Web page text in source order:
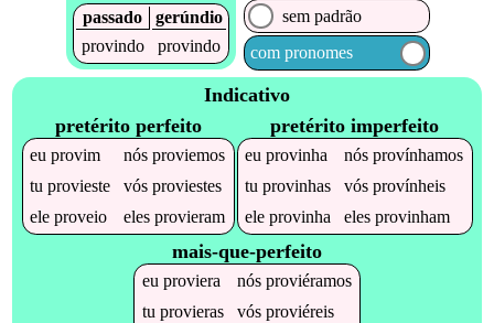
passado
gerúndio
provindo
provindo
sem padrão
com pronomes
Indicativo
pretérito perfeito
euprovim nósproviemos
tuprovieste vósproviestes
eleproveio elesprovieram
pretérito imperfeito
euprovinha nósprovínhamos
tuprovinhas vósprovínheis
eleprovinha elesprovinham
mais-que-perfeito
eu proviera nós proviéramos
tu provieras vós proviéreis